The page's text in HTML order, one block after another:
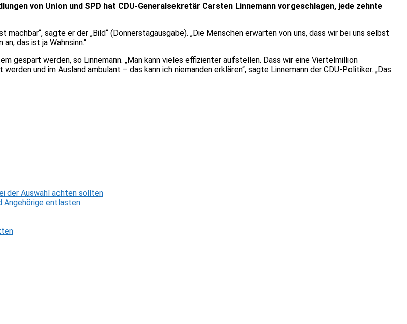
von Union und SPD hat CDU-Generalsekretär Carsten Linnemann vorgeschlagen, jede zehnte
sagte er der „Bild“ (Donnerstagausgabe). „Die Menschen erwarten von uns, dass wir bei uns selbst
das ist ja Wahnsinn.“
gespart werden, so Linnemann. „Man kann vieles effizienter aufstellen. Dass wir eine Viertelmillion
und im Ausland ambulant – das kann ich niemanden erklären“, sagte Linnemann der CDU-Politiker. „Das
der Auswahl achten sollten
Angehörige entlasten